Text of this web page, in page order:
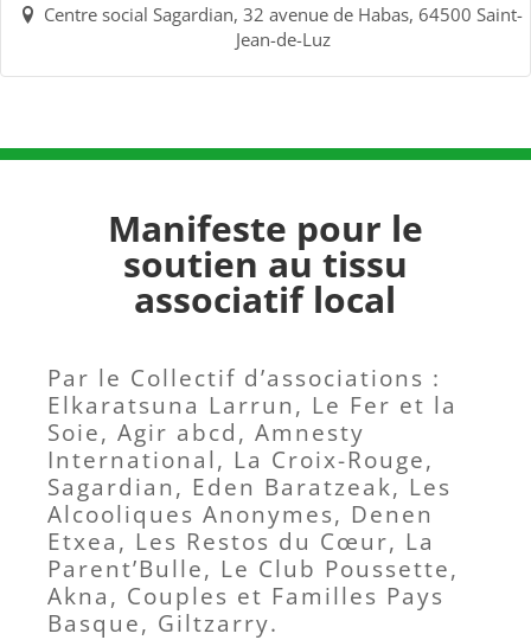
Centre social Sagardian, 32 avenue de Habas, 64500 Saint-
Jean-de-Luz
Manifeste pour le
soutien au tissu
associatif local
Par le Collectif d’associations :
Elkaratsuna Larrun, Le Fer et la
Soie, Agir abcd, Amnesty
International, La Croix-Rouge,
Sagardian, Eden Baratzeak, Les
Alcooliques Anonymes, Denen
Etxea, Les Restos du Cœur, La
Parent’Bulle, Le Club Poussette,
Akna, Couples et Familles Pays
Basque, Giltzarry.